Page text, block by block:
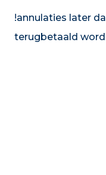
!annulaties later
terugbetaald